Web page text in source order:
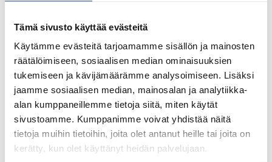
Tämä sivusto käyttää evästeitä
Käytämme evästeitä tarjoamamme sisällön ja mainosten
räätälöimiseen, sosiaalisen median ominaisuuksien
tukemiseen ja kävijämäärämme analysoimiseen. Lisäksi
jaamme sosiaalisen median, mainosalan ja analytiikka-
alan kumppaneillemme tietoja siitä, miten käytät
sivustoamme. Kumppanimme voivat yhdistää näitä
tietoja muihin tietoihin, joita olet antanut heille tai joita on
kerätty, kun olet käyttänyt heidän palvelujaan.
ja raportoimalla tietoja nimettömästi.
Nimi Tarjoaja Tarkoitus
Säilytyksen
_ga
Google
Käytetään
lähettämään
tietoja kävijän
laitteesta ja
käyttäytymisestä
2